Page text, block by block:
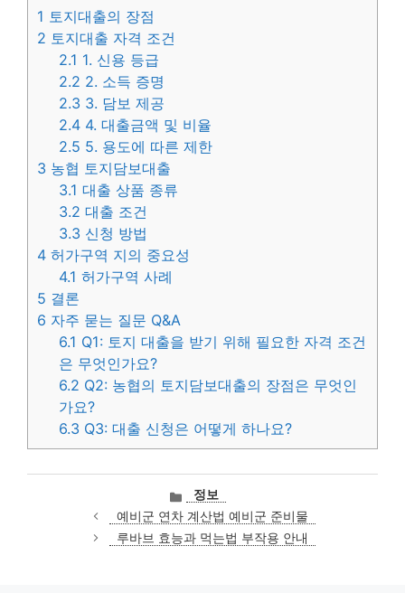
1 토지대출의 장점
2 토지대출 자격 조건
2.1 1. 신용 등급
2.2 2. 소득 증명
2.3 3. 담보 제공
2.4 4. 대출금액 및 비율
2.5 5. 용도에 따른 제한
3 농협 토지담보대출
3.1 대출 상품 종류
3.2 대출 조건
3.3 신청 방법
4 허가구역 지의 중요성
4.1 허가구역 사례
5 결론
6 자주 묻는 질문 Q&A
6.1 Q1: 토지 대출을 받기 위해 필요한 자격 조건
은 무엇인가요?
6.2 Q2: 농협의 토지담보대출의 장점은 무엇인
가요?
6.3 Q3: 대출 신청은 어떻게 하나요?
카
테
고
리
정보
예비군 연차 계산법 예비군 준비물
루바브 효능과 먹는법 부작용 안내